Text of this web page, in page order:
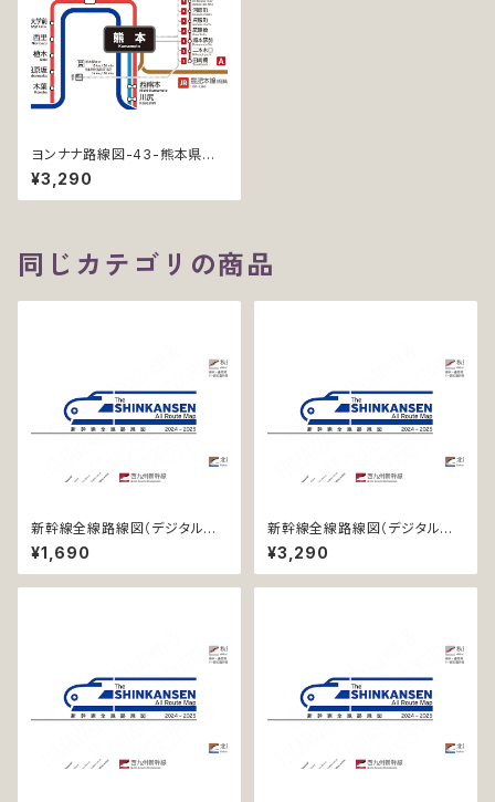
ヨンナナ路線図-43-熊本県の
鉄道 (Kumamoto / デジタル /
LT-NC)
¥3,290
同じカテゴリの商品
新幹線全線路線図（デジタル版
／LT）
¥1,690
新幹線全線路線図（デジタル版
／LT-NC）
¥3,290